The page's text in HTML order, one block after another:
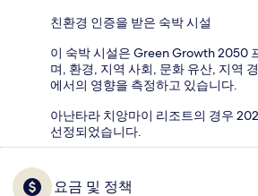
친환경 인증을 받은 숙박 시설
이 숙박 시설은 Green Growth 2050
며, 환경, 지역 사회, 문화 유산, 지역
에서의 영향을 측정하고 있습니다.
아난타라 치앙마이 리조트의 경우
선정되었습니다.
요금 및 정책